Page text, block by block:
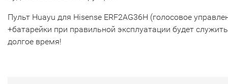
Пульт Huayu для Hisense ERF2AG36H (голосовое
+батарейки при правильной эксплуатации будет
долгое время!